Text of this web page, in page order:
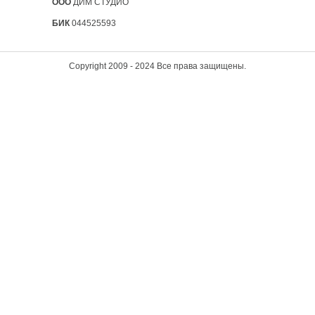
ООО ДИМ СТУДИО
БИК 044525593
Copyright 2009 - 2024 Все права защищены.